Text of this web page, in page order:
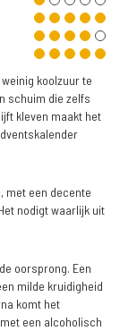
koolzuur te
schuim die zelfs
kleven maakt het
met een decente
nodigt waarlijk uit
oorsprong. Een
milde kruidigheid
komt het
een alcoholisch